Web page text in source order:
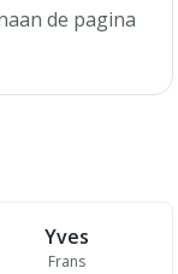
de pagina
Yves
Frans